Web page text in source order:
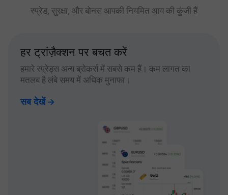
स्प्रेड, सुरक्षा, और बोनस आपकी नियमित आय की कुंजी हैं
हर ट्रांज़ैक्शन पर बचत करें
हमारे स्प्रेड्स अन्य ब्रोकर्स में सबसे कम हैं। कम लागत का
मतलब है लंबे समय में अधिक मुनाफा।
सब देखें